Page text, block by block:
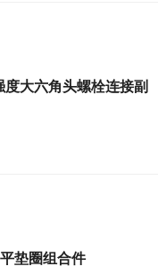
大六角头螺栓连接副
垫圈组合件